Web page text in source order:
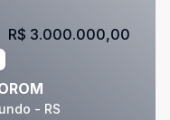
- RS
R$ 3.000.000,00